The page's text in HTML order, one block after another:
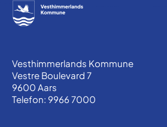
Vesthimmerlands Kommune
Vestre Boulevard 7
9600 Aars
Telefon: 9966 7000